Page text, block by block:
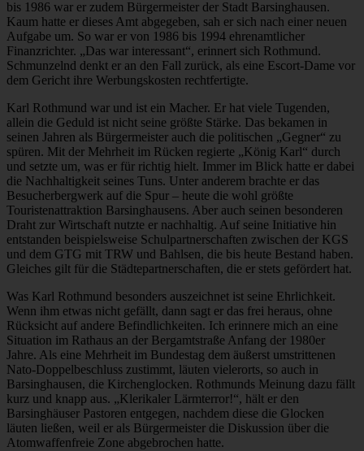
bis 1986 war er zudem Bürgermeister der Stadt Barsinghausen.
Kaum hatte er dieses Amt abgegeben, sah er sich nach einer neuen
Aufgabe um. So war er von 1986 bis 1994 ehrenamtlicher
Finanzrichter. „Das war interessant“, erinnert sich Rothmund.
Schmunzelnd denkt er an den Fall zurück, als eine Escort-Dame vor
dem Gericht ihre Werbungskosten rechtfertigte.
Karl Rothmund war und ist ein Macher. Er hat viele Tugenden,
allein die Geduld ist nicht seine größte Stärke. Das bekamen in
seinen Jahren als Bürgermeister auch die politischen „Gegner“ zu
spüren. Mit der Mehrheit im Rücken regierte „König Karl“ durch
und setzte um, was er für richtig hielt. Immer im Blick hatte er dabei
die Nachhaltigkeit seines Tuns. Unter anderem brachte er das
Besucherbergwerk auf die Spur – heute die wohl größte
Touristenattraktion Barsinghausens. Aber auch seinen besonderen
Draht zur Wirtschaft nutzte er nachhaltig. Auf seine Initiative hin
entstanden beispielsweise Schulpartnerschaften zwischen der KGS
und dem GTG mit TRW und Bahlsen, die bis heute Bestand haben.
Gleiches gilt für die Städtepartnerschaften, die er stets gefördert hat.
Was Karl Rothmund besonders auszeichnet ist seine Ehrlichkeit.
Wenn ihm etwas nicht gefällt, dann sagt er das frei heraus, ohne
Rücksicht auf andere Befindlichkeiten. Ich erinnere mich an eine
Situation im Rathaus an der Bergamtstraße Anfang der 1980er
Jahre. Als eine Mehrheit im Bundestag dem äußerst umstrittenen
Nato-Doppelbeschluss zustimmt, läuten vielerorts, so auch in
Barsinghausen, die Kirchenglocken. Rothmunds Meinung dazu fällt
kurz und knapp aus. „Klerikaler Lärmterror!“, hält er den
Barsinghäuser Pastoren entgegen, nachdem diese die Glocken
läuten ließen, weil er als Bürgermeister die Diskussion über die
Atomwaffenfreie Zone abgebrochen hatte.